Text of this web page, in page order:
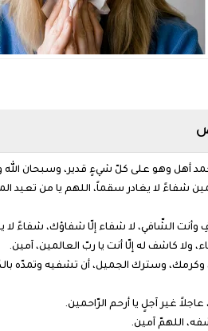
أهل وهو على كلّ شيءٍ قدير، وسبحان الله ولا
شفاءً لا يغادر سقماً، اللهم يا من
الشّافي، لا شفاء إلّا شفاؤك، شفاءً لا
ولا كاشف له إلّا أنت يا ربّ العالمين، آمين.
وسترك الجميل، أن تشفيه وتمدّه
غير آجلٍ يا أرحم الرّاحمين.
اللهمّ آمين.